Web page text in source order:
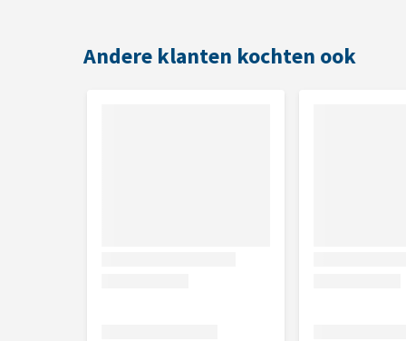
Wit
Andere klanten kochten ook